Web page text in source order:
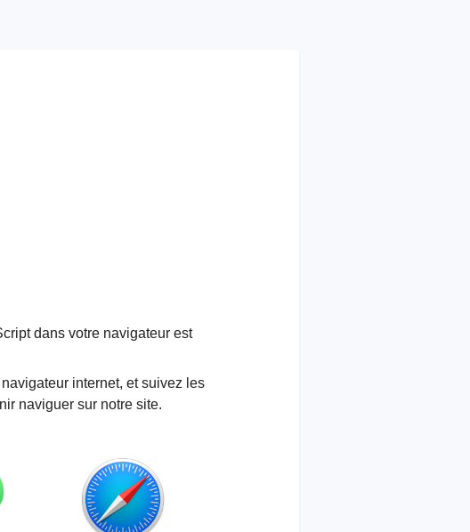
dans votre navigateur est
internet, et suivez les
naviguer sur notre site.